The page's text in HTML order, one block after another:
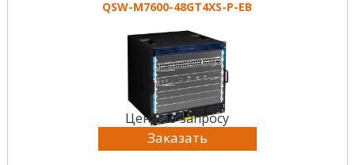
QSW-M7600-48GT4XS-P-EB
Цена по запросу
Заказать